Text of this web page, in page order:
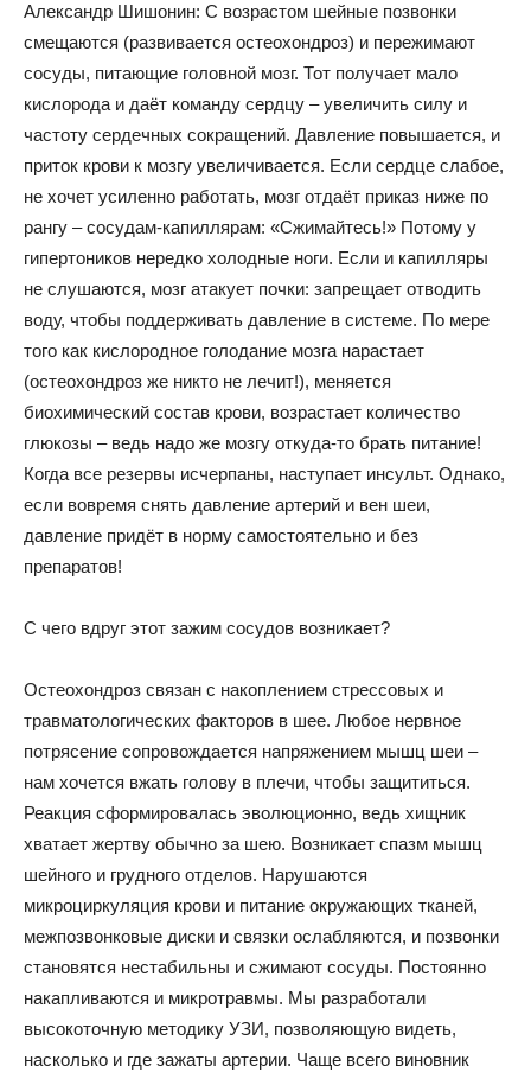
Александр Шишонин: С возрастом шейные позвонки
смещаются (развивается остеохондроз) и пережимают
сосуды, питающие головной мозг. Тот получает мало
кислорода и даёт команду сердцу – увеличить силу и
частоту сердечных сокращений. Давление повышается, и
приток крови к мозгу увеличивается. Если серд­це слабое,
не хочет усиленно работать, мозг отдаёт приказ ниже по
рангу – сосудам-капиллярам: «Сжимайтесь!» Потому у
гипертоников нередко холодные ноги. Если и капилляры
не слушаются, мозг атакует почки: запрещает отводить
воду, чтобы поддерживать давление в системе. По мере
того как кислородное голодание мозга нарастает
(остеохондроз же никто не лечит!), меняется
биохимический состав крови, возрастает количество
глюкозы – ведь надо же мозгу откуда-то брать питание!
Когда все резервы исчерпаны, наступает инсульт. Однако,
если вовремя снять давление артерий и вен шеи,
давление придёт в норму самостоятельно и без
препаратов!
С чего вдруг этот зажим сосудов возникает?
Остеохондроз связан с накоплением стрессовых и
травматологических факторов в шее. Любое нервное
потрясение сопровождается напряжением мышц шеи –
нам хочется вжать голову в плечи, чтобы защититься.
Реакция сформировалась эволюционно, ведь хищник
хватает жертву обычно за шею. Возникает спазм мышц
шейного и грудного отделов. Нарушаются
микроциркуляция крови и питание окружающих тканей,
межпозвонковые диски и связки ослабляются, и позвонки
становятся нестабильны и сжимают сосуды. Постоянно
накапливаются и микротравмы. Мы разработали
высокоточную методику УЗИ, позволяющую видеть,
насколько и где зажаты артерии. Чаще всего виновник